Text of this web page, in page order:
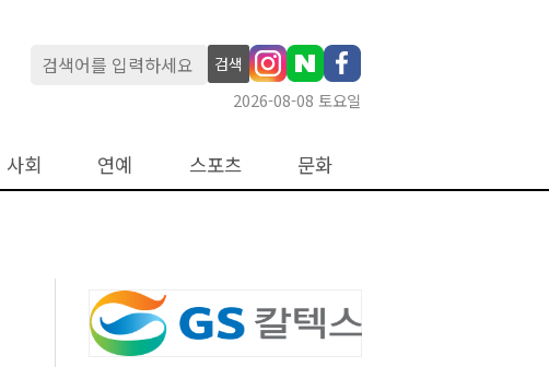
검색
2026-08-08 토요일
사회 연예 스포츠 문화